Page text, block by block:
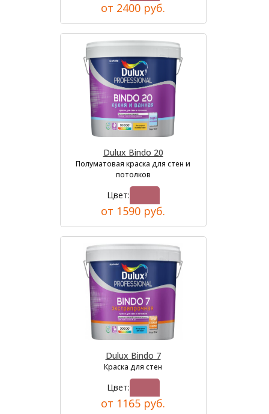
от 2400 руб.
Dulux Bindo 20
Полуматовая краска для стен и
потолков
Цвет:
от 1590 руб.
Dulux Bindo 7
Краска для стен
Цвет:
от 1165 руб.